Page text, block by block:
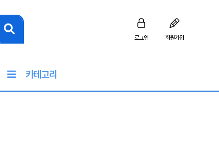
로그인 회원가입
카테고리